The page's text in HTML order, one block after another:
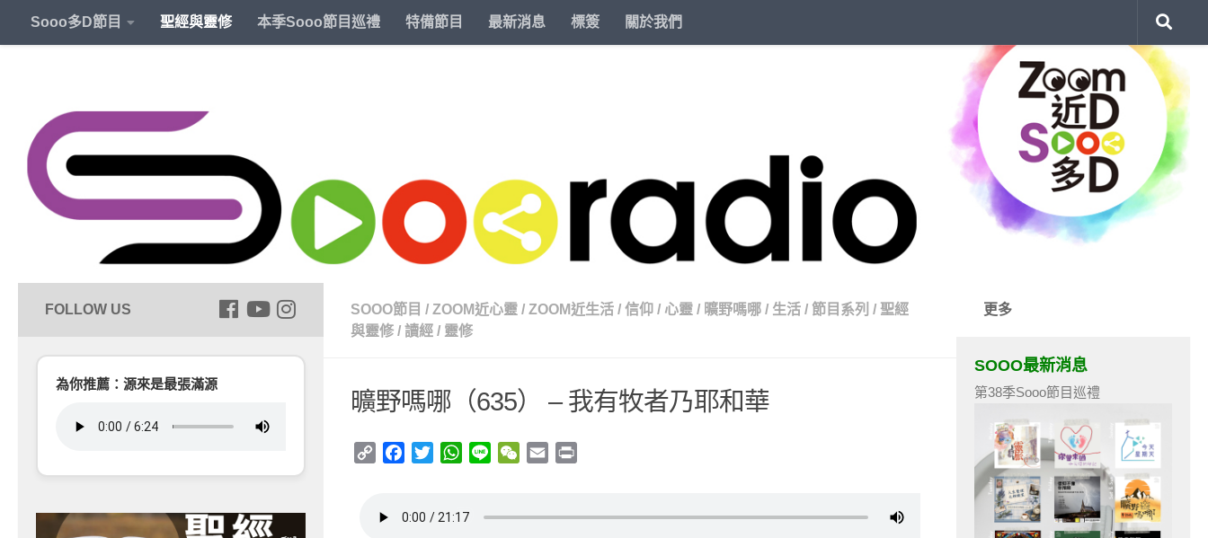
Sooo多D節目 聖經與靈修 本季Sooo節目巡禮 特備節目 最新消息 標簽 關於我們
SOOO節目 / ZOOM近心靈 / ZOOM近生活 / 信仰 / 心靈 / 曠野嗎哪 / 生活 / 節目系列 / 聖經
與靈修 / 讀經 / 靈修
曠野嗎哪（635） – 我有牧者乃耶和華
Copy
Facebook
TwitterWhatsApp
Line WeChat
Email
為你推薦：源來是最張滿源
更多
SOOO最新消息
第38季Sooo節目巡禮